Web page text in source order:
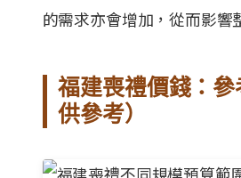
的需求亦會增加，從而影響
福建喪禮價錢：
供參考）